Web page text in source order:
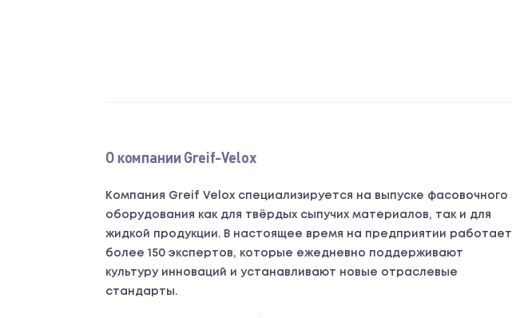
О компании Greif-Velox
Компания Greif Velox специализируется на выпуске фасовочного
оборудования как для твёрдых сыпучих материалов, так и для
жидкой продукции. В настоящее время на предприятии работает
более 150 экспертов, которые ежедневно поддерживают
культуру инноваций и устанавливают новые отраслевые
стандарты.